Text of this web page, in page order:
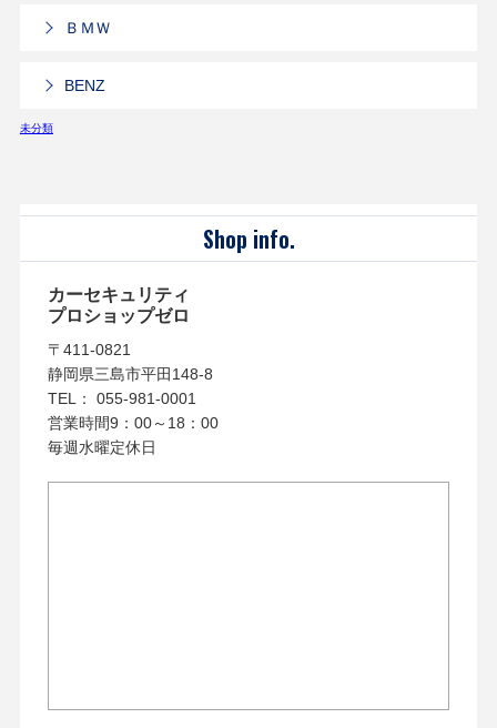
ＢＭＷ
BENZ
未分類
Shop info.
カーセキュリティ
プロショップゼロ
〒411-0821
静岡県三島市平田148-8
TEL： 055-981-0001
営業時間9：00～18：00
毎週水曜定休日